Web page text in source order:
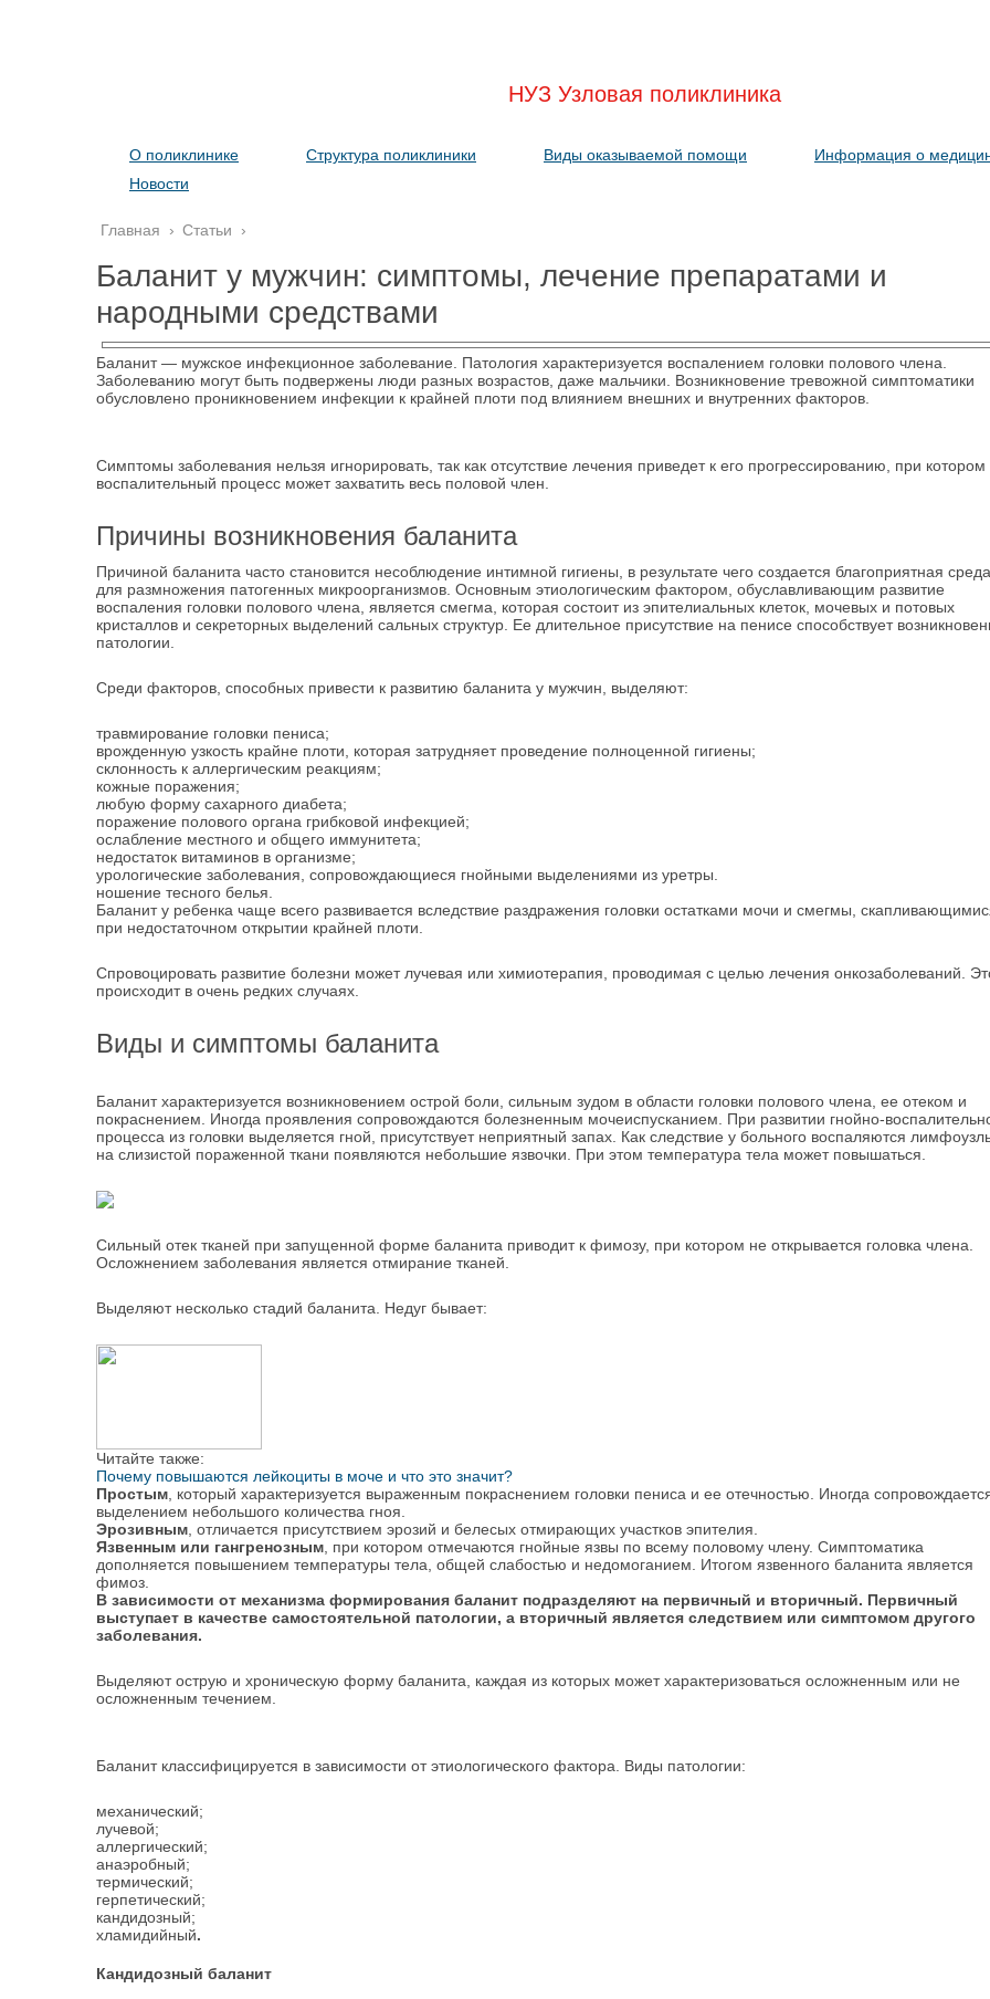
НУЗ Узловая поликлиника
О поликлинике Структура поликлиники Виды оказываемой помощи
Информация о
Новости
Главная › Статьи ›
Баланит у мужчин: симптомы, лечение препаратами и
народными средствами
Баланит — мужское инфекционное заболевание. Патология характеризуется воспалением головки полового члена.
Заболеванию могут быть подвержены люди разных возрастов, даже мальчики. Возникновение тревожной симптоматики
обусловлено проникновением инфекции к крайней плоти под влиянием внешних и внутренних факторов.
Симптомы заболевания нельзя игнорировать, так как отсутствие лечения приведет к его прогрессированию, при котором
воспалительный процесс может захватить весь половой член.
Причины возникновения баланита
Причиной баланита часто становится несоблюдение интимной гигиены, в результате чего создается благоприятная среда
для размножения патогенных микроорганизмов. Основным этиологическим фактором, обуславливающим развитие
воспаления головки полового члена, является смегма, которая состоит из эпителиальных клеток, мочевых и потовых
кристаллов и секреторных выделений сальных структур. Ее длительное присутствие на пенисе способствует
патологии.
Среди факторов, способных привести к развитию баланита у мужчин, выделяют:
травмирование головки пениса;
врожденную узкость крайне плоти, которая затрудняет проведение полноценной гигиены;
склонность к аллергическим реакциям;
кожные поражения;
любую форму сахарного диабета;
поражение полового органа грибковой инфекцией;
ослабление местного и общего иммунитета;
недостаток витаминов в организме;
урологические заболевания, сопровождающиеся гнойными выделениями из уретры.
ношение тесного белья.
Баланит у ребенка чаще всего развивается вследствие раздражения головки остатками мочи и смегмы,
при недостаточном открытии крайней плоти.
Спровоцировать развитие болезни может лучевая или химиотерапия, проводимая с целью лечения онкозаболеваний.
происходит в очень редких случаях.
Виды и симптомы баланита
Баланит характеризуется возникновением острой боли, сильным зудом в области головки полового члена, ее отеком и
покраснением. Иногда проявления сопровождаются болезненным мочеиспусканием. При развитии гнойно-
процесса из головки выделяется гной, присутствует неприятный запах. Как следствие у больного воспаляются
на слизистой пораженной ткани появляются небольшие язвочки. При этом температура тела может повышаться.
Сильный отек тканей при запущенной форме баланита приводит к фимозу, при котором не открывается головка члена.
Осложнением заболевания является отмирание тканей.
Выделяют несколько стадий баланита. Недуг бывает:
Читайте также:
Почему повышаются лейкоциты в моче и что это значит?
Простым , который характеризуется выраженным покраснением головки пениса и ее отечностью. Иногда
выделением небольшого количества гноя.
Эрозивным , отличается присутствием эрозий и белесых отмирающих участков эпителия.
Язвенным или гангренозным , при котором отмечаются гнойные язвы по всему половому члену. Симптоматика
дополняется повышением температуры тела, общей слабостью и недомоганием. Итогом язвенного баланита является
фимоз.
В зависимости от механизма формирования баланит подразделяют на первичный и вторичный. Первичный
выступает в качестве самостоятельной патологии, а вторичный является следствием или симптомом другого
заболевания.
Выделяют острую и хроническую форму баланита, каждая из которых может характеризоваться осложненным или не
осложненным течением.
Баланит классифицируется в зависимости от этиологического фактора. Виды патологии:
механический;
лучевой;
аллергический;
анаэробный;
термический;
герпетический;
кандидозный;
хламидийный.
Кандидозный баланит